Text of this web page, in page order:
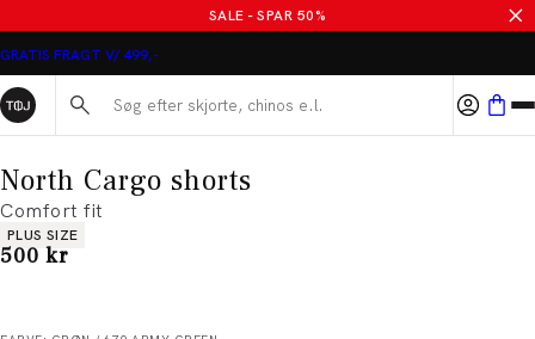
SALE - SPAR 50%
GRATIS FRAGT V/ 499,-
Søg her...
North Cargo shorts
Comfort fit
Produkt egenskaber
PLUS SIZE
I alt (inkl. rabat)
500 kr